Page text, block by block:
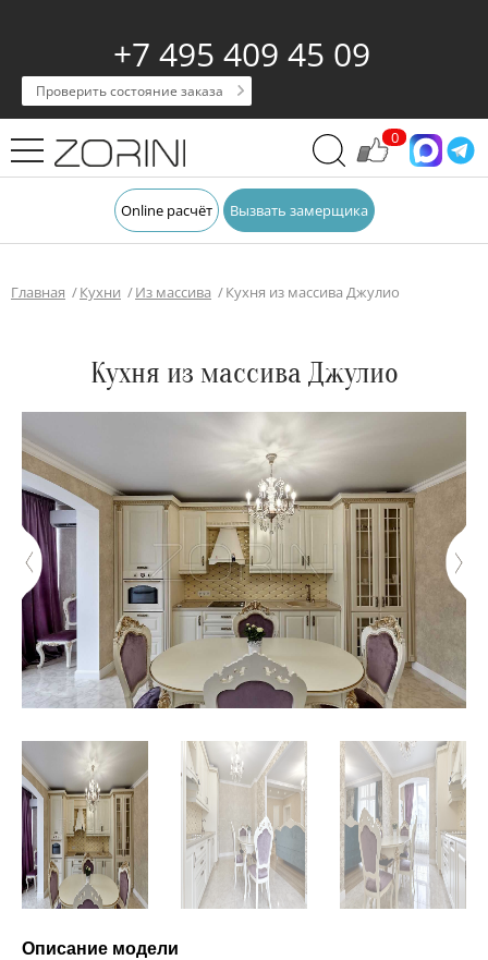
+7 495 409 45 09
Проверить состояние заказа
0
Online расчёт Вызвать замерщика
Главная Кухни Из массива Кухня из массива Джулио
Кухня из массива Джулио
Описание модели